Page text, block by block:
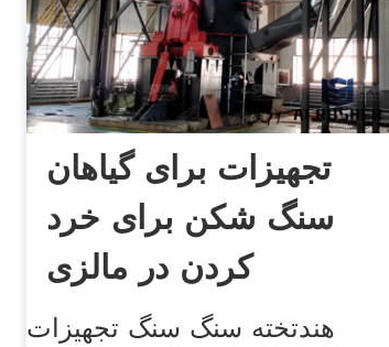
تجهیزات برای گیاهان
سنگ شکن برای خرد
کردن در مالزی
هندتخته سنگ سنگ تجهیزات